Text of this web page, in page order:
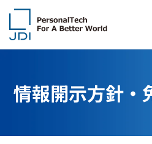
製品・技術
情報開示方針・